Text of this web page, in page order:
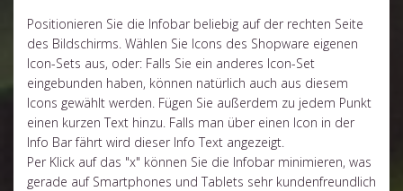
Positionieren Sie die Infobar beliebig auf der rechten Seite
des Bildschirms. Wählen Sie Icons des Shopware eigenen
Icon-Sets aus, oder: Falls Sie ein anderes Icon-Set
eingebunden haben, können natürlich auch aus diesem
Icons gewählt werden. Fügen Sie außerdem zu jedem Punkt
einen kurzen Text hinzu. Falls man über einen Icon in der
Info Bar fährt wird dieser Info Text angezeigt.
Per Klick auf das "x" können Sie die Infobar minimieren, was
gerade auf Smartphones und Tablets sehr kundenfreundlich